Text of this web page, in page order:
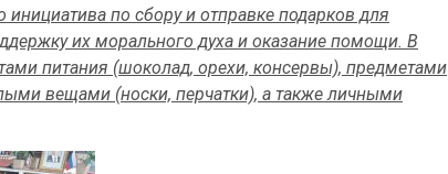
по сбору и отправке подарков для
их морального духа и оказание помощи. В
питания (шоколад, орехи, консервы), предметами
вещами (носки, перчатки), а также личными